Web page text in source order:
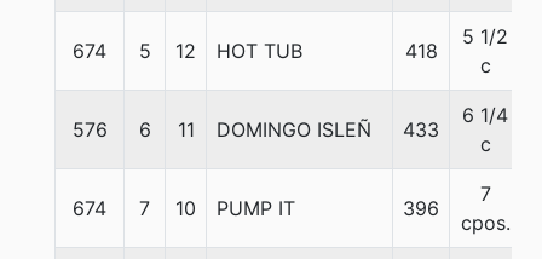
674 5 12 HOT TUB 418
5 1/2
c
576 6 11 DOMINGO ISLEÑ 433
6 1/4
c
674 7 10 PUMP IT 396
7
cpos.